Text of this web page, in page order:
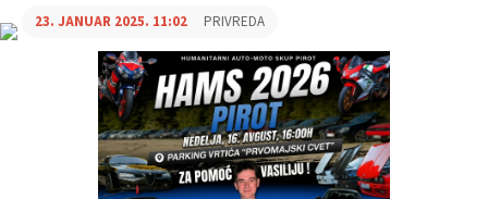
23. JANUAR 2025. 11:02 PRIVREDA